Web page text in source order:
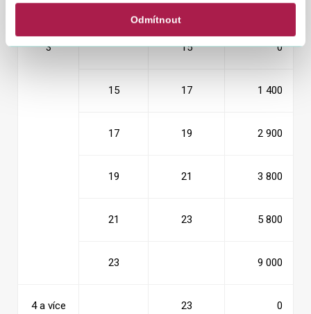
Odmítnout
15 7 200
3 15 0
15 17 1 400
17 19 2 900
19 21 3 800
21 23 5 800
23 9 000
4 a více 23 0